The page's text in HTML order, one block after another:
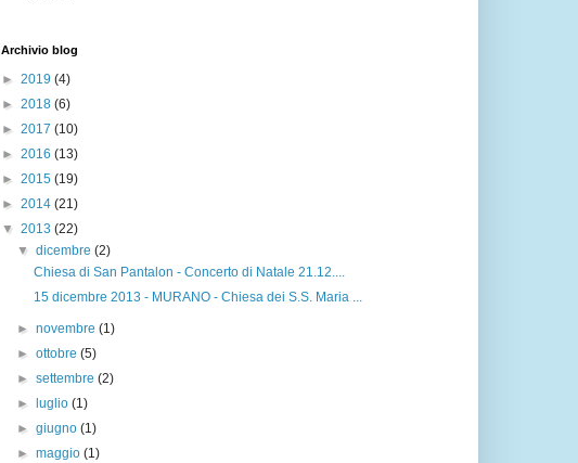
Archivio blog
► 2019 (4)
► 2018 (6)
► 2017 (10)
► 2016 (13)
► 2015 (19)
► 2014 (21)
▼ 2013 (22)
▼dicembre(2)
Chiesa di San Pantalon - Concerto di Natale 21.12....
15 dicembre 2013 - MURANO - Chiesa dei S.S. Maria ...
►novembre(1)
►ottobre(5)
►settembre(2)
►
luglio(1)
►giugno(1)
►maggio(1)